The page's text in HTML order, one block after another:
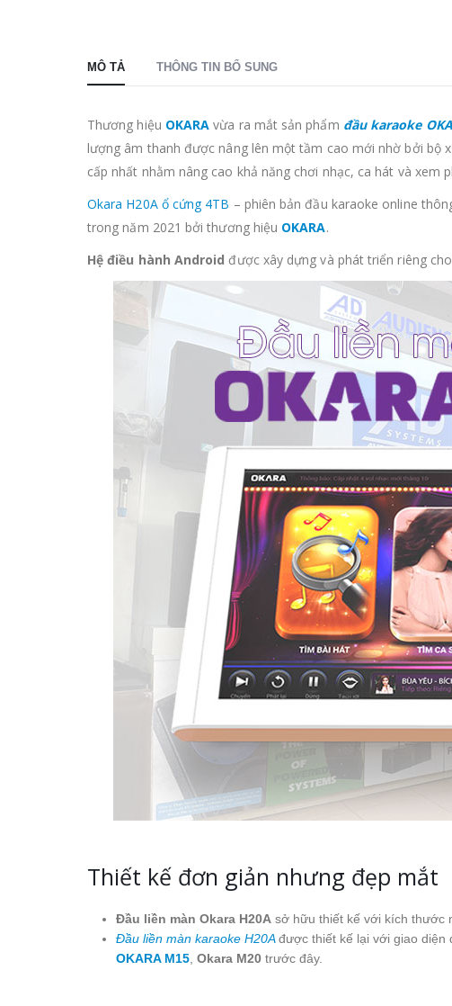
MÔ TẢ THÔNG TIN BỔ SUNG
Thương hiệu OKARAvừa ra mắt sản phẩm đầu karaoke
lượng âm thanh được nâng lên một tầm cao mới nhờ bởi bộ
cấp nhất nhằm nâng cao khả năng chơi nhạc, ca hát và xem
Okara H20A ổ cứng 4TB – phiên bản đầu karaoke online
trong năm 2021 bởi thương hiệu OKARA.
Hệ điều hành Android được xây dựng và phát triển riêng
Thiết kế đơn giản nhưng đẹp mắt
Đầu liền màn Okara H20A sở hữu thiết kế với kích thước
Đầu liền màn karaoke H20Ađược thiết kế lại với giao diện
OKARA M15 Okara M20 trước đây.